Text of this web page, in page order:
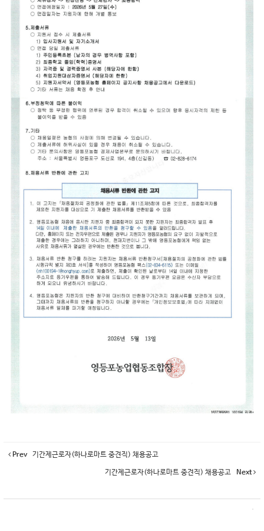
Prev 기간제근로자(하나로마트 중견직) 채용공고
기간제근로자(하나로마트 중견직) 채용공고 Next